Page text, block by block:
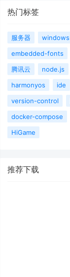
热门标签
服务器 windows
embedded-fonts
腾讯云
node.js
harmonyos
ide
version-control
docker-compose
HiGame
推荐下载